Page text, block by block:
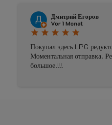
Дмитрий Егоров
Vor 1 Monat
star star star star star
Покупал здесь LPG
Моментальная отправка.
большое!!!!